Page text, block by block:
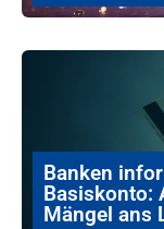
Banken
Basiskonto:
Mängel ans